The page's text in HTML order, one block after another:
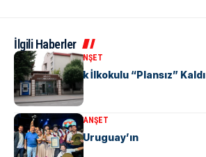
İlgili Haberler
KENT GÜNDEMIMANŞET
Yalova Atatürk İlkokulu “Plansız” Kaldı
KÜLTÜR & SANAT MANŞET
Altın Karanfil Uruguay’ın